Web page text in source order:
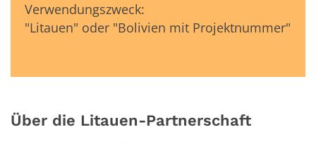
Verwendungszweck:
"Litauen" oder "Bolivien mit Projektnummer"
Über die Litauen-Partnerschaft